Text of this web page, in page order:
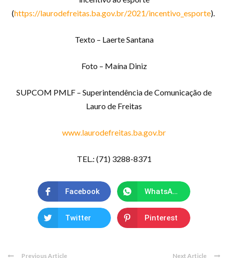
(https://laurodefreitas.ba.gov.br/2021/incentivo_esporte).
Texto – Laerte Santana
Foto – Maína Diniz
SUPCOM PMLF – Superintendência de Comunicação de
Lauro de Freitas
www.laurodefreitas.ba.gov.br
TEL.: (71) 3288-8371
Facebook WhatsApp
Twitter Pinterest
Previous Article Next Article